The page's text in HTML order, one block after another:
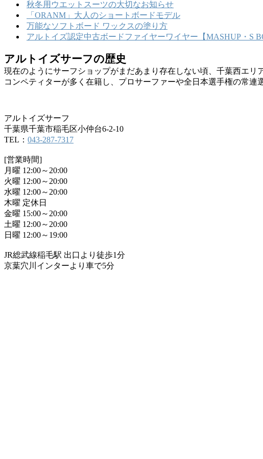
秋冬用ウエットスーツの大切なお知らせ
「ORANM」大人のショートボードモデル
万能なソフトボード ワックスの塗り方
アルトイズ認定中古ボードファイヤーワイヤー【MASHUP・S
アルトイズサーフの歴史
現在のようにサーフショップがまだあまり存在しない頃、千葉西エ
コンペティターが多く在籍し、プロサーファーや全日本選手権の常連
アルトイズサーフ
千葉県千葉市稲毛区小仲台6-2-10
TEL： 043-287-7317
[営業時間]
月曜 12:00～20:00
火曜 12:00～20:00
水曜 12:00～20:00
木曜 定休日
金曜 15:00～20:00
土曜 12:00～20:00
日曜 12:00～19:00
JR総武線稲毛駅 出口より徒歩1分
京葉穴川インターより車で5分